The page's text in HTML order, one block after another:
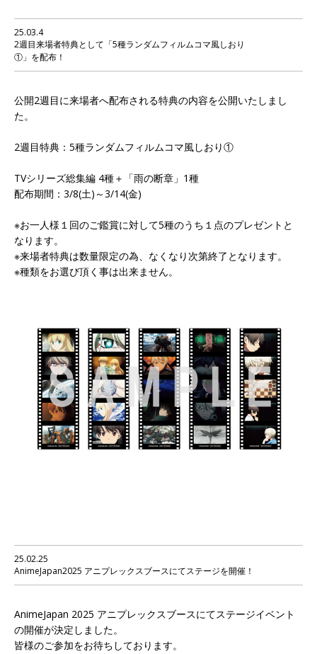
25.03.4
2週目来場者特典として「5種ランダムフィルムコマ風しおり
①」を配布！
公開2週目に来場者へ配布される特典の内容を公開いたしまし
た。
2週目特典：5種ランダムフィルムコマ風しおり①
TVシリーズ総集編 4種＋「雨の断章」1種
配布期間：3/8(土)～3/14(金)
※お一人様１回のご鑑賞に対して5種のうち１点のプレゼントと
なります。
※来場者特典は数量限定の為、なくなり次第終了となります。
※種類をお選び頂く事は出来ません。
25.02.25
AnimeJapan2025 アニプレックスブースにてステージを開催！
AnimeJapan 2025 アニプレックスブースにてステージイベント
の開催が決定しました。
皆様のご参加をお待ちしております。